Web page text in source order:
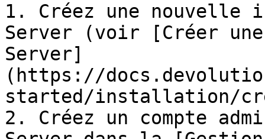
1. Créez une nouvelle
Server (voir [Créer
Server]
(https://
started/installation/
2. Créez un compte